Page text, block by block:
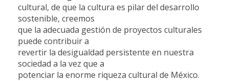
cultural, de que la cultura es pilar del desarrollo
sostenible, creemos
que la adecuada gestión de proyectos culturales
puede contribuir a
revertir la desigualdad persistente en nuestra
sociedad a la vez que a
potenciar la enorme riqueza cultural de México.